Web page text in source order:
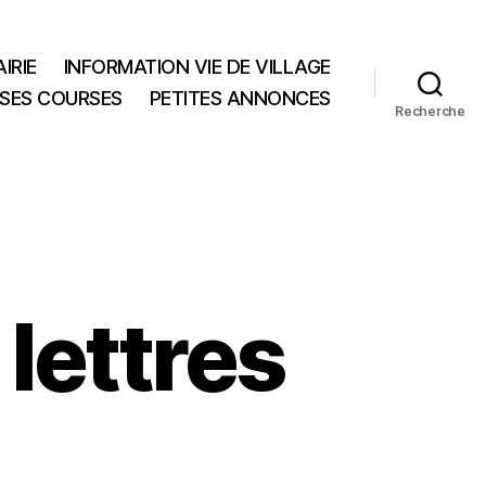
INFORMATION VIE DE VILLAGE
COURSES
PETITES ANNONCES
Recherche
lettres